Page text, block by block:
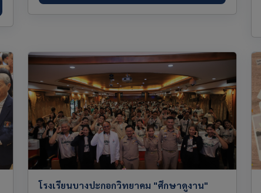
โรงเรียนบางปะกอกวิทยาคม "ศึกษาดูงาน"